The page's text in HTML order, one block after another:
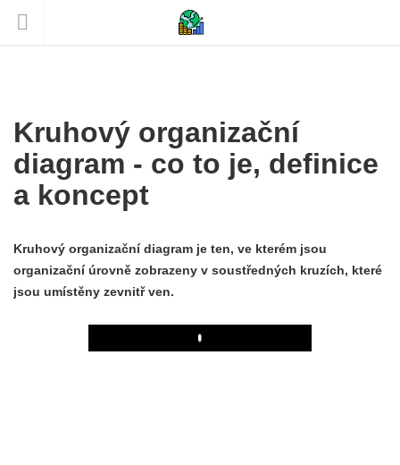
Kruhový organizační
diagram - co to je, definice
a koncept
Kruhový organizační diagram je ten, ve kterém jsou
organizační úrovně zobrazeny v soustředných kruzích, které
jsou umístěny zevnitř ven.
Play